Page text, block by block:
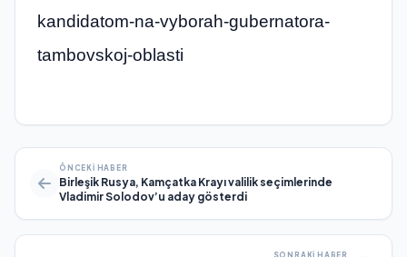
kandidatom-na-vyborah-gubernatora-
tambovskoj-oblasti
ÖNCEKI HABER
Birleşik Rusya, Kamçatka Krayı valilik seçimlerinde
Vladimir Solodov’u aday gösterdi